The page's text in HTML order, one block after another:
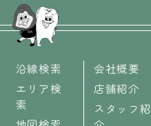
沿線検索
エリア検
索
会社概要
店舗紹介
スタッフ紹